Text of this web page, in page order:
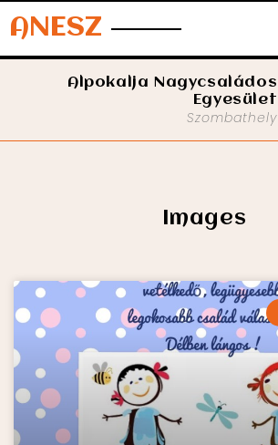
ANESZ
Alpokalja Nagycsaládos
Egyesület
Szombathely
Images